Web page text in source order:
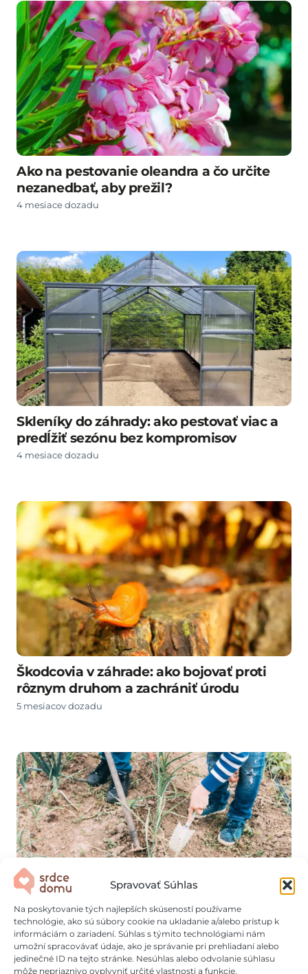
Spravovať Súhlas
Na poskytovanie tých najlepších skúseností používame
technológie, ako sú súbory cookie na ukladanie a/alebo prístup k
informáciám o zariadení. Súhlas s týmito technológiami nám
umožní spracovávať údaje, ako je správanie pri prehliadaní alebo
jedinečné ID na tejto stránke. Nesúhlas alebo odvolanie súhlasu
môže nepriaznivo ovplyvniť určité vlastnosti a funkcie.
Ako na pestovanie oleandra a čo určite
nezanedbať, aby prežil?
4 mesiace dozadu
Skleníky do záhrady: ako pestovať viac a
predĺžiť sezónu bez kompromisov
4 mesiace dozadu
Škodcovia v záhrade: ako bojovať proti
rôznym druhom a zachrániť úrodu
5 mesiacov dozadu
Ako sadiť cibuľu: Vyhnite sa hnilobe a
zistite, kedy definitívne prestať polievať
6 mesiacov dozadu